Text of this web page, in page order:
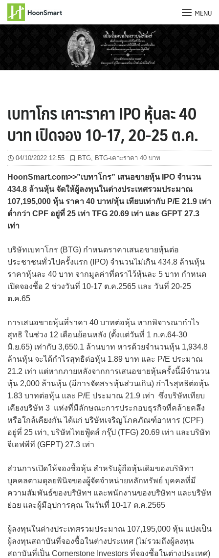
MENU
เบทาโกร เคาะราคา IPO หุ้นละ 40
บาท เปิดจอง 10-17, 20-25 ต.ค.
04/10/2022 12:55 BTG BTG-เคาะราคา 40 บาท
HoonSmart.com>>”เบทาโกร” เสนอขายหุ้น IPO จำนวน
434.8 ล้านหุ้น จัดให้ผู้ลงทุนในต่างประเทศรวมประมาณ
107,195,000 หุ้น ราคา 40 บาท/หุ้น เทียบเท่ากับ P/E 21.9 เท่า
ต่ำกว่า CPF อยู่ที่ 25 เท่า TFG 20.69 เท่า และ GFPT 27.3
เท่า
บริษัทเบทาโกร (BTG) กำหนดราคาเสนอขายหุ้นต่อ
ประชาชนทั่วไปครั้งแรก (IPO) จำนวนไม่เกิน 434.8 ล้านหุ้น
ราคาหุ้นละ 40 บาท จากมูลค่าที่ตราไว้หุ้นละ 5 บาท กำหนด
เปิดจองซื้อ 2 ช่วงวันที่ 10-17 ต.ค.2565 และ วันที่ 20-25
ต.ค.65
การเสนอขายหุ้นที่ราคา 40 บาทต่อหุ้น หากพิจารณากำไร
สุทธิ ในช่วง 12 เดือนย้อนหลัง (ตั้งแต่วันที่ 1 ก.ค.64-30
มิ.ย.65) เท่ากับ 3,650.1 ล้านบาท หารด้วยจำนวนหุ้น 1,934.8
ล้านหุ้น จะได้กำไรสุทธิต่อหุ้น 1.89 บาท และ P/E ประมาณ
21.2 เท่า แต่หากภายหลังจากการเสนอขายหุ้นครั้งนี้มีจำนวน
หุ้น 2,000 ล้านหุ้น (มีการจัดสรรหุ้นส่วนเกิน) กำไรสุทธิต่อหุ้น
1.83 บาทต่อหุ้น และ P/E ประมาณ 21.9 เท่า ซึ่งบริษัทเทียบ
เคียงบริษัท 3 แห่งที่มีลักษณะการประกอบธุรกิจที่คล้ายคลึง
หรือใกล้เคียงกัน ได้แก่ บริษัทเจริญโภคภัณฑ์อาหาร (CPF)
อยู่ที่ 25 เท่า, บริษัทไทยฟู้ดส์ กรุ๊ป (TFG) 20.69 เท่า และบริษัท
จีเอฟพีที (GFPT) 27.3 เท่า
ส่วนการเปิดให้จองซื้อหุ้น สำหรับผู้ถือหุ้นเดิมของบริษัทฯ
บุคคลตามดุลยพินิจของผู้จัดจำหน่ายหลักทรัพย์ บุคคลที่มี
ความสัมพันธ์ของบริษัทฯ และพนักงานของบริษัทฯ และบริษัท
ย่อย และผู้มีอุปการคุณ ในวันที่ 10-17 ต.ค.2565
ผู้ลงทุนในต่างประเทศรวมประมาณ 107,195,000 หุ้น แบ่งเป็น
ผู้ลงทุนสถาบันที่จองซื้อในต่างประเทศ (ไม่รวมถึงผู้ลงทุน
สถาบันที่เป็น Cornerstone Investors ที่จองซื้อในต่างประเทศ)